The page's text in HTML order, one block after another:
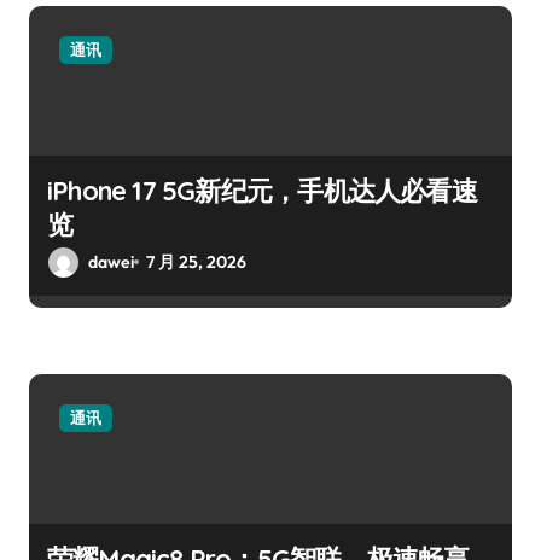
通讯
iPhone 17 5G新纪元，手机达人必看速
览
dawei 7 月 25, 2026
通讯